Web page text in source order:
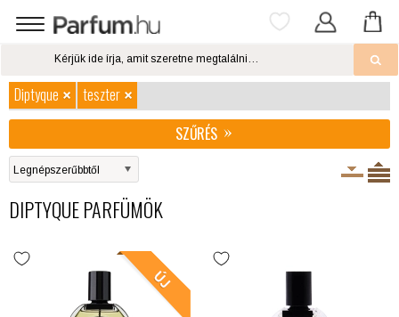
Diptyque
teszter
SZŰRÉS
DIPTYQUE PARFÜMÖK